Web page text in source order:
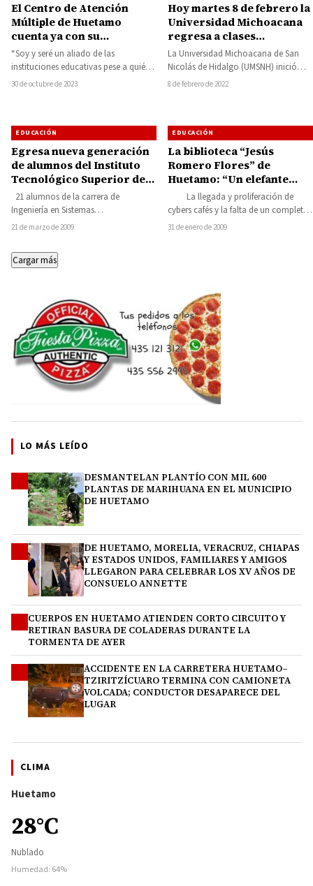
El Centro de Atención
Múltiple de Huetamo
cuenta ya con su
techumbre, fue
inaugurada por el alcalde
“Soy y seré un aliado de las
instituciones educativas pese a quién
le pese”, señaló el presidente
30 de octubre de 2023
Hoy martes 8 de febrero la
Universidad Michoacana
regresa a clases
presenciales
La Universidad Michoacana de San
Nicolás de Hidalgo (UMSNH) inició
hoy martes 8 de febrero en medio
8 de febrero de 2022
EDUCACIÓN
Egresa nueva generación
de alumnos del Instituto
Tecnológico Superior de
Huetamo
21 alumnos de la carrera de
Ingeniería en Sistemas
Computacionales y 4 alumnos en
21 de marzo de 2009
EDUCACIÓN
La biblioteca “Jesús
Romero Flores” de
Huetamo: “Un elefante
blanco”
La llegada y proliferación de
cybers cafés y la falta de un completo
acervo, han hecho que…
31 de enero de 2009
Cargar más
LO MÁS LEÍDO
DESMANTELAN PLANTÍO CON MIL 600
PLANTAS DE MARIHUANA EN EL MUNICIPIO
DE HUETAMO
DE HUETAMO, MORELIA, VERACRUZ, CHIAPAS
Y ESTADOS UNIDOS, FAMILIARES Y AMIGOS
LLEGARON PARA CELEBRAR LOS XV AÑOS DE
CONSUELO ANNETTE
CUERPOS EN HUETAMO ATIENDEN CORTO CIRCUITO Y
RETIRAN BASURA DE COLADERAS DURANTE LA
TORMENTA DE AYER
ACCIDENTE EN LA CARRETERA HUETAMO–
TZIRITZÍCUARO TERMINA CON CAMIONETA
VOLCADA; CONDUCTOR DESAPARECE DEL
LUGAR
CLIMA
Huetamo
28°C
Nublado
Humedad: 64%